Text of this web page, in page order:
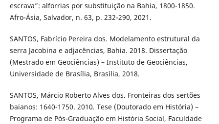
escrava”: alforrias por substituição na Bahia, 1800-1850.
Afro-Ásia, Salvador, n. 63, p. 232-290, 2021.
SANTOS, Fabrício Pereira dos. Modelamento estrutural da
serra Jacobina e adjacências, Bahia. 2018. Dissertação
(Mestrado em Geociências) – Instituto de Geociências,
Universidade de Brasília, Brasília, 2018.
SANTOS, Márcio Roberto Alves dos. Fronteiras dos sertões
baianos: 1640-1750. 2010. Tese (Doutorado em História) –
Programa de Pós-Graduação em História Social, Faculdade